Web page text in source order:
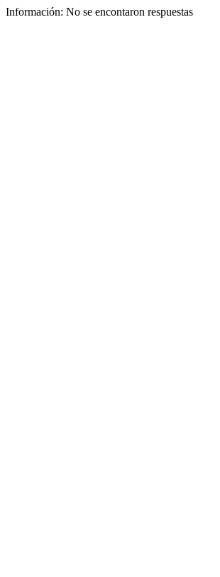
Información: No se encontaron respuestas